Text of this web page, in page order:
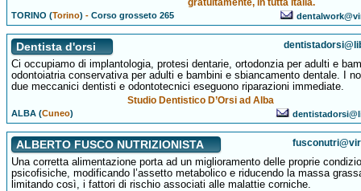
gratuitamente, in tutta Italia.
TORINO (Torino) -Corso grosseto 265
Dentista d'orsi
Ci occupiamo di implantologia, protesi dentarie, ortodonzia per adulti e
odontoiatria conservativa per adulti e bambini e sbiancamento dentale. I
due meccanici dentisti e odontotecnici eseguono riparazioni immediate.
Studio Dentistico D’Orsi ad Alba
ALBA (Cuneo)
ALBERTO FUSCO NUTRIZIONISTA
Una corretta alimentazione porta ad un miglioramento delle proprie
psicofisiche, modificando l’assetto metabolico e riducendo la massa
limitando così, i fattori di rischio associati alle malattie corniche.